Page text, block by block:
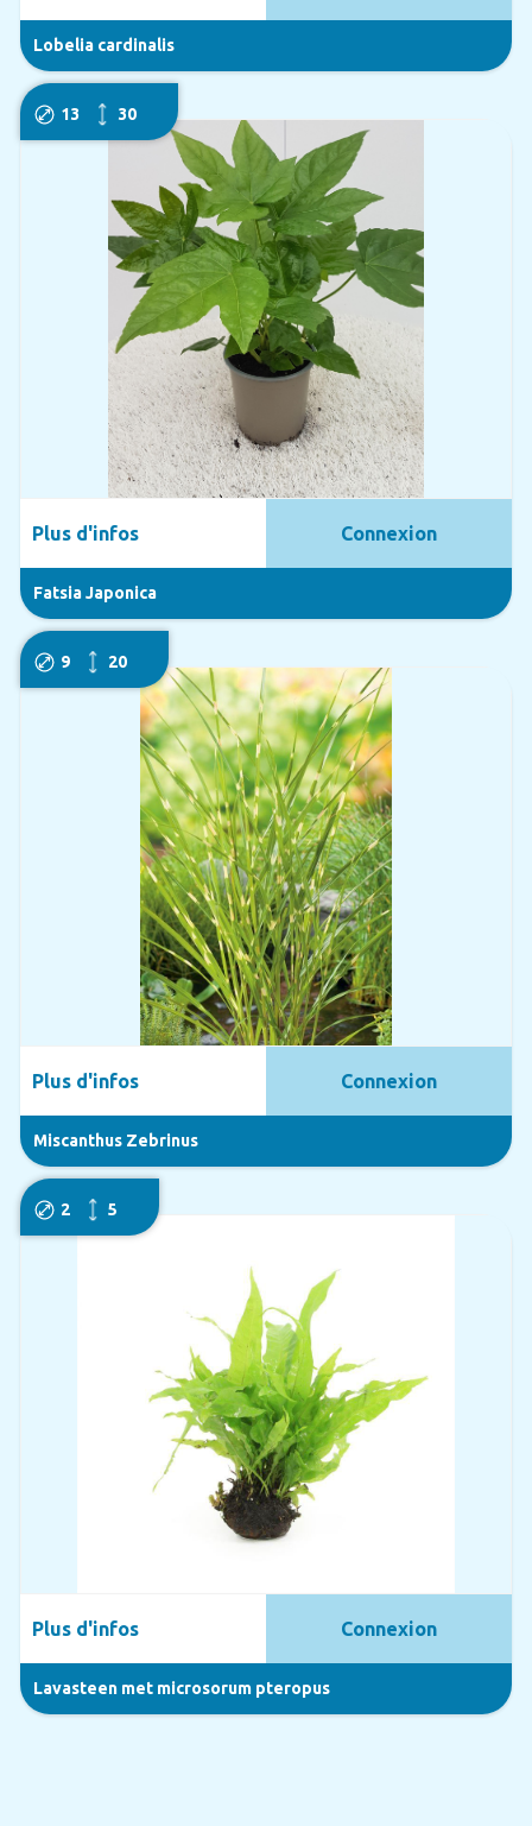
Lobelia cardinalis
13 30
Fatsia Japonica
Plus d'infos Connexion
9 20
Miscanthus Zebrinus
Plus d'infos Connexion
2 5
Lavasteen met microsorum pteropus
Plus d'infos Connexion